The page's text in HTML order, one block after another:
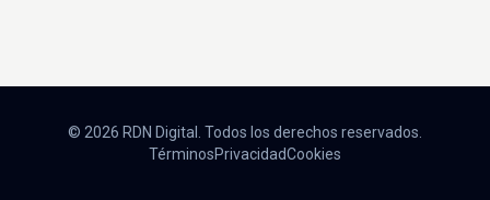
© 2026 RDN Digital. Todos los derechos reservados.
TérminosPrivacidadCookies